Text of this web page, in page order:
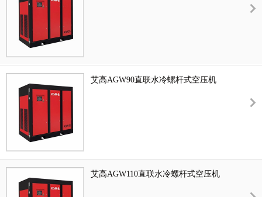
艾高AGW90直联水冷螺杆式空压机
艾高AGW110直联水冷螺杆式空压机